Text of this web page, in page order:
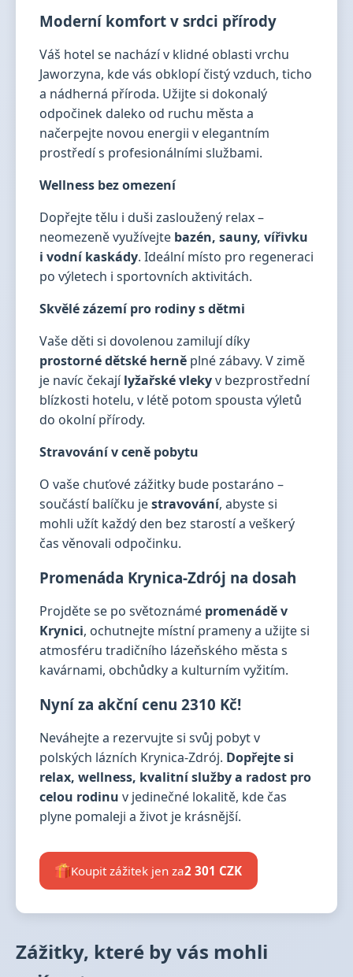
Moderní komfort v srdci přírody
Váš hotel se nachází v klidné oblasti vrchu
Jaworzyna, kde vás obklopí čistý vzduch, ticho
a nádherná příroda. Užijte si dokonalý
odpočinek daleko od ruchu města a
načerpejte novou energii v elegantním
prostředí s profesionálními službami.
Wellness bez omezení
Dopřejte tělu i duši zasloužený relax –
neomezeně využívejte bazén, sauny, vířivku
i vodní kaskády. Ideální místo pro regeneraci
po výletech i sportovních aktivitách.
Skvělé zázemí pro rodiny s dětmi
Vaše děti si dovolenou zamilují díky
prostorné dětské herně plné zábavy. V zimě
je navíc čekajílyžařské vlekyv bezprostřední
blízkosti hotelu, v létě potom spousta výletů
do okolní přírody.
Stravování v ceně pobytu
O vaše chuťové zážitky bude postaráno –
součástí balíčku jestravování, abyste si
mohli užít každý den bez starostí a veškerý
čas věnovali odpočinku.
Promenáda Krynica-Zdrój na dosah
Projděte se po světoznámé promenádě v
Krynici, ochutnejte místní prameny a užijte si
atmosféru tradičního lázeňského města s
kavárnami, obchůdky a kulturním vyžitím.
Nyní za akční cenu 2310 Kč!
Neváhejte a rezervujte si svůj pobyt v
polských lázních Krynica-Zdrój. Dopřejte si
relax, wellness, kvalitní služby a radost pro
celou rodinu v jedinečné lokalitě, kde čas
plyne pomaleji a život je krásnější.
Koupit zážitek jen za2 301 CZK
Zážitky, které by vás mohli